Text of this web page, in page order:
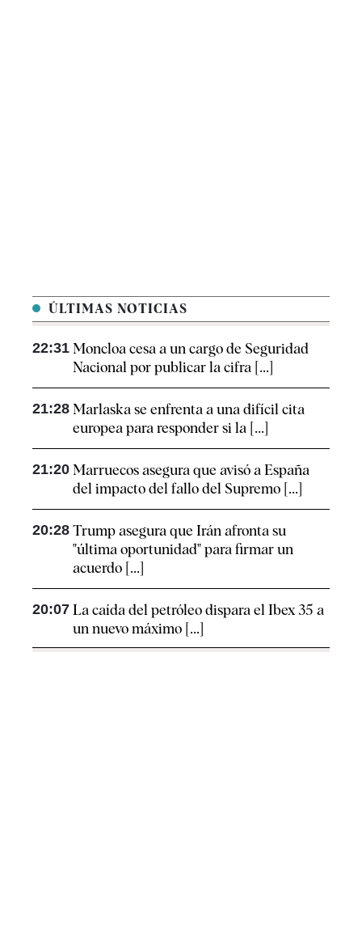
ÚLTIMAS NOTICIAS
22:31 Moncloa cesa a un cargo de Seguridad
Nacional por publicar la cifra [...]
21:28 Marlaska se enfrenta a una difícil cita
europea para responder si la [...]
21:20 Marruecos asegura que avisó a España
del impacto del fallo del Supremo [...]
20:28 Trump asegura que Irán afronta su
"última oportunidad" para firmar un
acuerdo [...]
20:07 La caída del petróleo dispara el Ibex 35 a
un nuevo máximo [...]